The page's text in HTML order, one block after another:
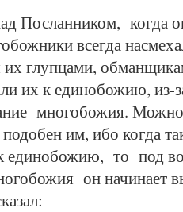
Посланником, когда
всегда
глупцами,
их к единобожию, из-
многобожия. Можно
им, ибо когда
единобожию, то под
он начинает